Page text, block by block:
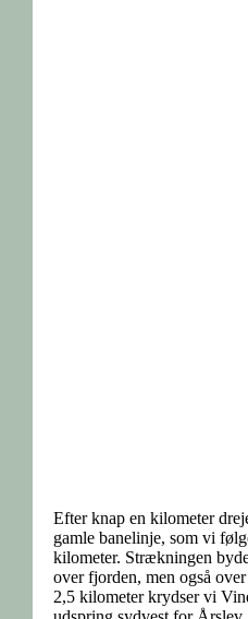
Efter knap en kilometer
gamle banelinje, som vi
kilometer. Strækningen
over fjorden, men også
2,5 kilometer krydser vi